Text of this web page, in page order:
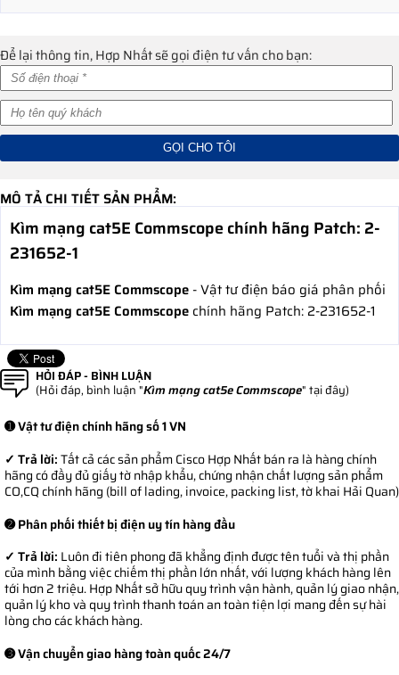
Để lại thông tin, Hợp Nhất sẽ gọi điện tư vấn cho bạn:
MÔ TẢ CHI TIẾT SẢN PHẨM:
Kìm mạng cat5E Commscope chính hãng Patch: 2-
231652-1
Kìm mạng cat5E Commscope - Vật tư điện báo giá phân phối
Kìm mạng cat5E Commscope chính hãng Patch: 2-231652-1
HỎI ĐÁP - BÌNH LUẬN
(Hỏi đáp, bình luận "Kìm mạng cat5e Commscope" tại đây)
➊ Vật tư điện chính hãng số 1 VN
✓ Trả lời:Tất cả các sản phẩm Cisco Hợp Nhất bán ra là hàng chính
hãng có đầy đủ giấy tờ nhập khẩu, chứng nhận chất lượng sản phẩm
CO,CQ chính hãng (bill of lading, invoice, packing list, tờ khai Hải Quan)
➋ Phân phối thiết bị điện uy tín hàng đầu
✓ Trả lời: Luôn đi tiên phong đã khẳng định được tên tuổi và thị phần
của mình bằng việc chiếm thị phần lớn nhất, với lượng khách hàng lên
tới hơn 2 triệu. Hợp Nhất sở hữu quy trình vận hành, quản lý giao nhận,
quản lý kho và quy trình thanh toán an toàn tiện lợi mang đến sự hài
lòng cho các khách hàng.
➌ Vận chuyển giao hàng toàn quốc 24/7